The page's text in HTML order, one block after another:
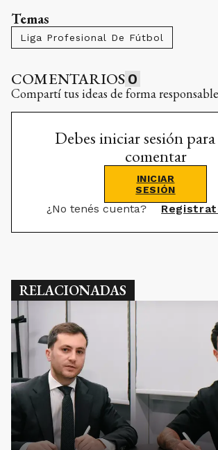
Compartí tus ideas de forma responsable
comentar
¿No tenés cuenta?
RELACIONADAS
Francisco Ortega es el octavo
River y ya está a disposición de